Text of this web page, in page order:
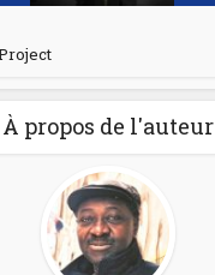
À propos de l'auteur